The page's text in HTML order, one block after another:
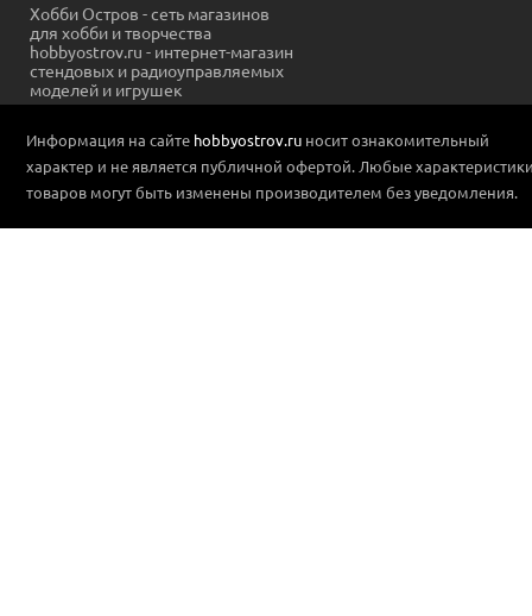
Хобби Остров - сеть магазинов
для хобби и творчества
hobbyostrov.ru - интернет-магазин
стендовых и радиоуправляемых
моделей и игрушек
Информация на сайте hobbyostrov.ru носит ознакомительный
характер и не является публичной офертой. Любые
товаров могут быть изменены производителем без уведомления.